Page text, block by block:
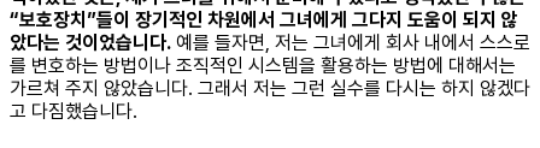
“보호장치”들이 장기적인 차원에서 그녀에게 그다지 도움이 되지 않
았다는 것이었습니다. 예를 들자면, 저는 그녀에게 회사 내에서 스스로
를 변호하는 방법이나 조직적인 시스템을 활용하는 방법에 대해서는
가르쳐 주지 않았습니다. 그래서 저는 그런 실수를 다시는 하지 않겠다
고 다짐했습니다.